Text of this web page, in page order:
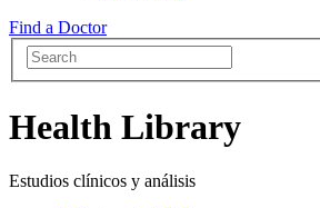
Find a Doctor
Health Library
Estudios clínicos y análisis